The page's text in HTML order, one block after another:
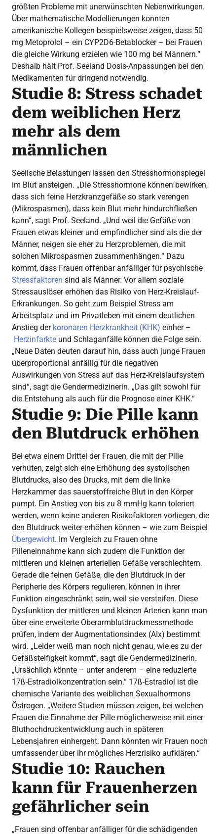
größten Probleme mit unerwünschten Nebenwirkungen.
Über mathematische Modellierungen konnten
amerikanische Kollegen beispielsweise zeigen, dass 50
mg Metoprolol – ein CYP2D6-Betablocker – bei Frauen
die gleiche Wirkung erzielen wie 100 mg bei Männern.“
Deshalb hält Prof. Seeland Dosis-Anpassungen bei den
Medikamenten für dringend notwendig.
Studie 8: Stress schadet
dem weiblichen Herz
mehr als dem
männlichen
Seelische Belastungen lassen den Stresshormonspiegel
im Blut ansteigen. „Die Stresshormone können bewirken,
dass sich feine Herzkranzgefäße so stark verengen
(Mikrospasmen), dass kein Blut mehr hindurchfließen
kann“, sagt Prof. Seeland. „Und weil die Gefäße von
Frauen etwas kleiner und empfindlicher sind als die der
Männer, neigen sie eher zu Herzproblemen, die mit
solchen Mikrospasmen zusammenhängen.“ Dazu
kommt, dass Frauen offenbar anfälliger für psychische
Stressfaktoren sind als Männer. Vor allem soziale
Stressauslöser erhöhen das Risiko von Herz-Kreislauf-
Erkrankungen. So geht zum Beispiel Stress am
Arbeitsplatz und im Privatleben mit einem deutlichen
Anstieg der koronaren Herzkrankheit (KHK) einher –
Herzinfarkte und Schlaganfälle können die Folge sein.
„Neue Daten deuten darauf hin, dass auch junge Frauen
überproportional anfällig für die negativen
Auswirkungen von Stress auf das Herz-Kreislaufsystem
sind“, sagt die Gendermedizinerin. „Das gilt sowohl für
die Entstehung als auch für die Prognose einer KHK.“
Studie 9: Die Pille kann
den Blutdruck erhöhen
Bei etwa einem Drittel der Frauen, die mit der Pille
verhüten, zeigt sich eine Erhöhung des systolischen
Blutdrucks, also des Drucks, mit dem die linke
Herzkammer das sauerstoffreiche Blut in den Körper
pumpt. Ein Anstieg von bis zu 8 mmHg kann toleriert
werden, wenn keine anderen Risikofaktoren vorliegen, die
den Blutdruck weiter erhöhen können – wie zum Beispiel
Übergewicht. Im Vergleich zu Frauen ohne
Pilleneinnahme kann sich zudem die Funktion der
mittleren und kleinen arteriellen Gefäße verschlechtern.
Gerade die feinen Gefäße, die den Blutdruck in der
Peripherie des Körpers regulieren, können in ihrer
Funktion eingeschränkt sein, weil sie versteifen. Diese
Dysfunktion der mittleren und kleinen Arterien kann man
über eine erweiterte Oberarmblutdruckmessmethode
prüfen, indem der Augmentationsindex (AIx) bestimmt
wird. „Leider weiß man noch nicht genau, wie es zu der
Gefäßsteifigkeit kommt“, sagt die Gendermedizinerin.
„Ursächlich könnte – unter anderem – eine reduzierte
17ß-Estradiolkonzentration sein.“ 17ß-Estradiol ist die
chemische Variante des weiblichen Sexualhormons
Östrogen. „Weitere Studien müssen zeigen, bei welchen
Frauen die Einnahme der Pille möglicherweise mit einer
Bluthochdruckentwicklung auch in späteren
Lebensjahren einhergeht. Dann könnten wir Frauen noch
umfassender über ihr mögliches Herzrisiko aufklären.“
Studie 10: Rauchen
kann für Frauenherzen
gefährlicher sein
„Frauen sind offenbar anfälliger für die schädigenden